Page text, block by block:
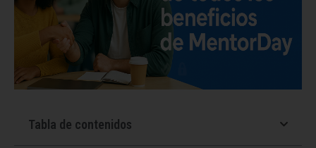
Tabla de contenidos